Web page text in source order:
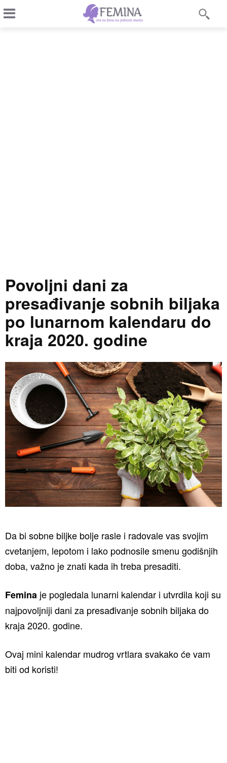
Povoljni dani za
presađivanje sobnih biljaka
po lunarnom kalendaru do
kraja 2020. godine
Da bi sobne biljke bolje rasle i radovale vas svojim
cvetanjem, lepotom i lako podnosile smenu godišnjih
doba, važno je znati kada ih treba presaditi.
Femina je pogledala lunarni kalendar i utvrdila koji su
najpovoljniji dani za presađivanje sobnih biljaka do
kraja 2020. godine.
Ovaj mini kalendar mudrog vrtlara svakako će vam
biti od koristi!